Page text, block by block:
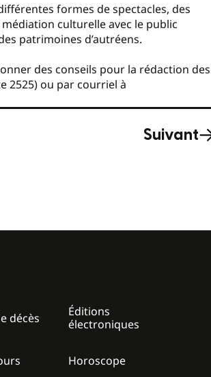
formes de spectacles, des
culturelle avec le public
patrimoines d’autréens.
des conseils pour la rédaction des
2525) ou par courriel à
Suivant
décès
Éditions
électroniques
Horoscope